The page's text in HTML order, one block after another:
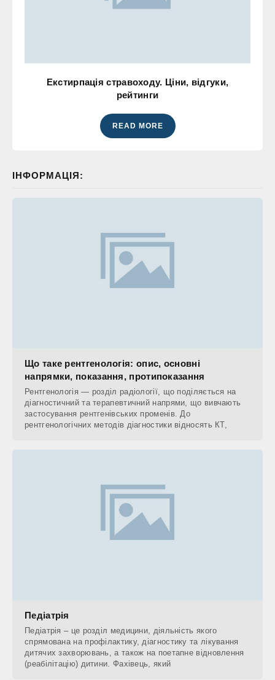
Екстирпація стравоходу. Ціни, відгуки,
рейтинги
READ MORE
ІНФОРМАЦІЯ:
Що таке рентгенологія: опис, основні
напрямки, показання, протипоказання
Рентгенологія — розділ радіології, що поділяється на
діагностичний та терапевтичний напрями, що вивчають
застосування рентгенівських променів. До
рентгенологічних методів діагностики відносять КТ,
Педіатрія
Педіатрія – це розділ медицини, діяльність якого
спрямована на профілактику, діагностику та лікування
дитячих захворювань, а також на поетапне відновлення
(реабілітацію) дитини. Фахівець, який